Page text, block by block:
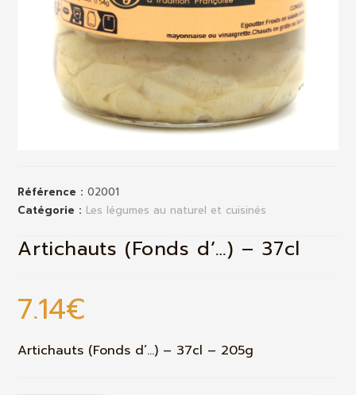
Référence :02001
Catégorie : Les légumes au naturel et cuisinés
Artichauts (Fonds d’…) – 37cl
7.14€
Artichauts (Fonds d’…) – 37cl – 205g